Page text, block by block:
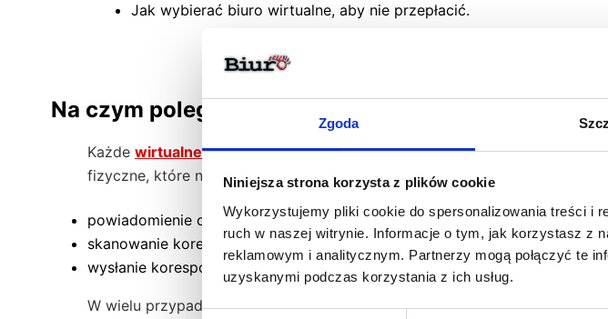
Zgoda
Niniejsza strona korzysta z plików cookie
Wykorzystujemy pliki cookie do spersonalizowania treści i
ruch w naszej witrynie. Informacje o tym, jak korzystasz z
reklamowym i analitycznym. Partnerzy mogą połączyć te
uzyskanymi podczas korzystania z ich usług.
Jak wybierać biuro wirtualne, aby nie przepłacić.
Na czym polega usługa biura wirtualnego?
Każde wirtualne biuro ma w swojej ofercie usługę odbioru i
fizyczne, które nie prowadzą działalności gospodarczej. Wybierając ofertę
powiadomienie o poczcie – wysyłamy je na podany adres poczty
skanowanie korespondencji – skany pojawią się w Twoim panelu klienta,
wysłanie korespondencji – gdy zależy Ci na tym, aby listy czy paczki
W wielu przypadkach usługi oferowane przez biuro wirtualne mogą